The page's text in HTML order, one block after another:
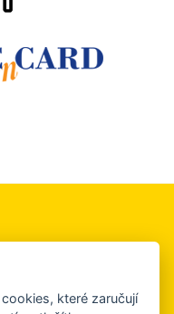
Turistický
které zaručují